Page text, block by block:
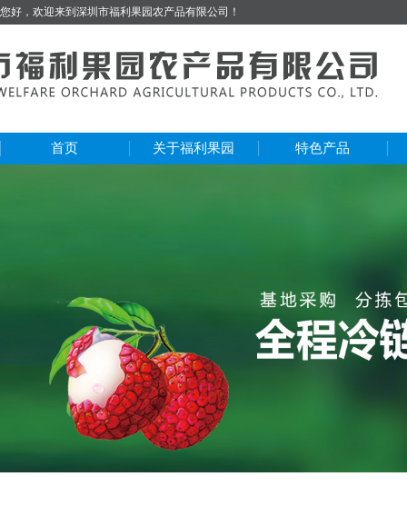
您好，欢迎来到深圳市福利果园农产品有限公司！
首页 关于福利果园 特色产品